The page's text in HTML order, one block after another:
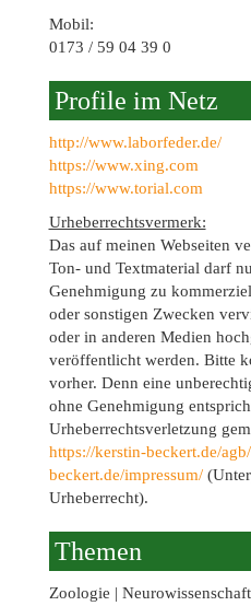
Mobil:
0173 / 59 04 39 0
Profile im Netz
http://www.laborfeder.de/
https://www.xing.com
https://www.torial.com
Urheberrechtsvermerk:
Das auf meinen Webseiten
Ton- und Textmaterial darf
Genehmigung zu
oder sonstigen Zwecken
oder in anderen Medien
veröffentlicht werden. Bitte
vorher. Denn eine
ohne Genehmigung
Urheberrechtsverletzung
https://kerstin-beckert.de/agb/
beckert.de/impressum/
Urheberrecht).
Themen
Zoologie |